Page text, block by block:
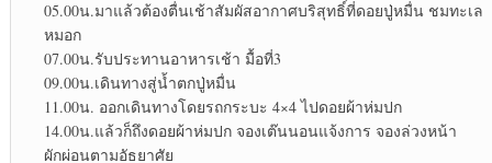
05.00น.มาแล้วต้องตื่นเช้าสัมผัสอากาศบริสุทธิ์ที่ดอยปู่หมื่น ชมทะเล
หมอก
07.00น.รับประทานอาหารเช้า มื้อที่3
09.00น.เดินทางสู่น้ำตกปู่หมื่น
11.00น. ออกเดินทางโดยรถกระบะ 4×4 ไปดอยผ้าห่มปก
14.00น.แล้วก็ถึงดอยผ้าห่มปก จองเต๊นนอนแจ้งการ จองล่วงหน้า
ผักผ่อนตามอัธยาศัย